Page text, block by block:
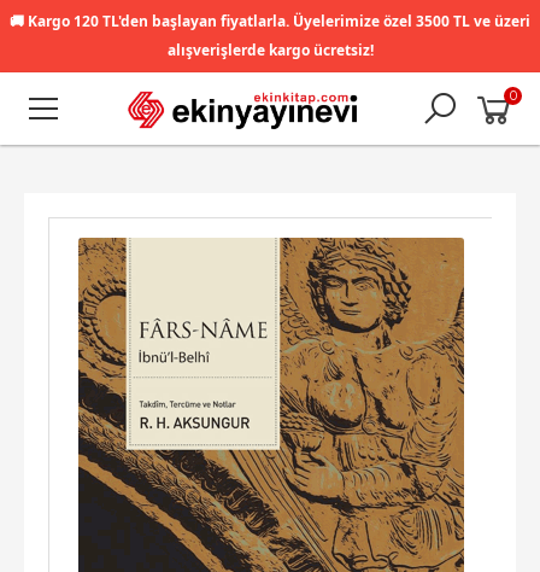
🚚 Kargo 120 TL'den başlayan fiyatlarla. Üyelerimize özel 3500 TL ve üzeri
alışverişlerde kargo ücretsiz!
0